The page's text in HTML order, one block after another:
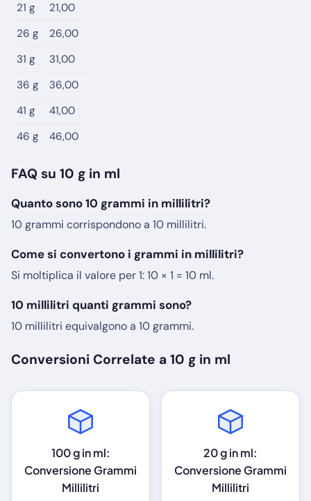
21 g
21,00
26 g
26,00
31 g
31,00
36 g
36,00
41 g
41,00
46 g
46,00
FAQ su 10 g in ml
Quanto sono 10 grammi in millilitri?
10 grammi corrispondono a 10 millilitri.
Come si convertono i grammi in millilitri?
Si moltiplica il valore per 1: 10 × 1 = 10 ml.
10 millilitri quanti grammi sono?
10 millilitri equivalgono a 10 grammi.
Conversioni Correlate a 10 g in ml
100 g in ml:
Conversione Grammi
Millilitri
20 g in ml:
Conversione Grammi
Millilitri